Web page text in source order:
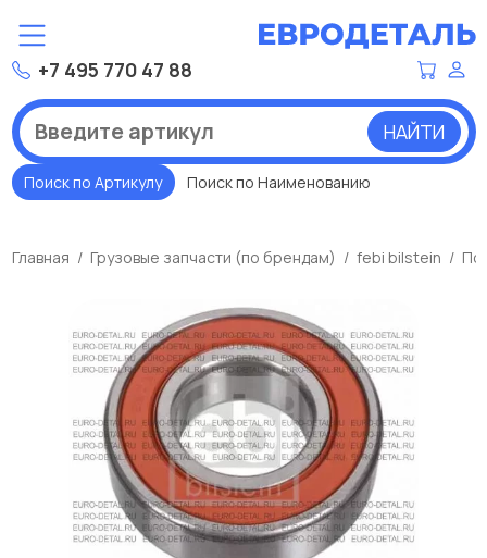
+7 495 770 47 88
НАЙТИ
Поиск по Артикулу Поиск по Наименованию
Главная Грузовые запчасти (по брендам) febi bilstein